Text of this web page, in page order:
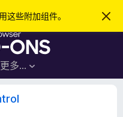
这些附加组件。
忽
此
更多…
登录